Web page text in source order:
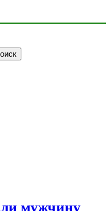
мужчину